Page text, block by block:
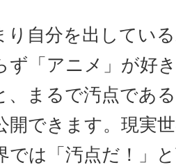
り自分を出してい
ず「アニメ」が好
、まるで汚点であ
開できます。現実
では「汚点だ！」